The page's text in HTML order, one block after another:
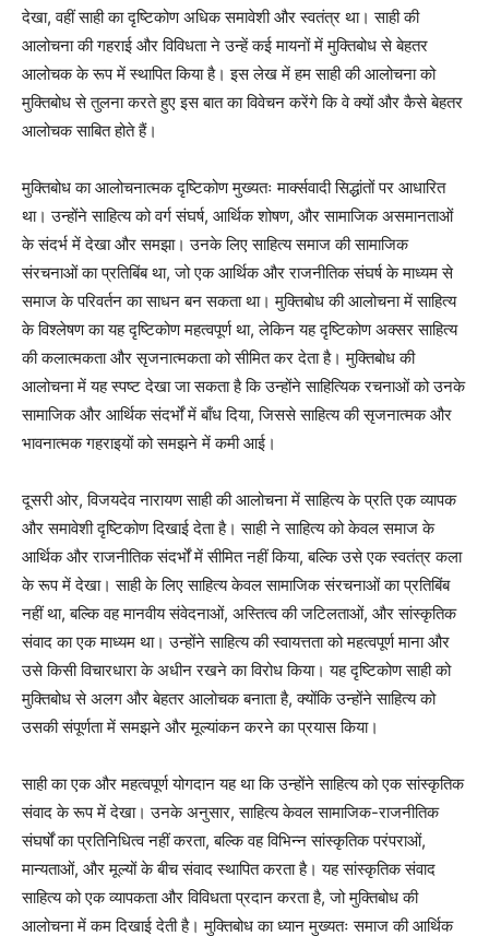
देखा, वहीं साही का दृष्टिकोण अधिक समावेशी और स्वतंत्र था। साही की
आलोचना की गहराई और विविधता ने उन्हें कई मायनों में मुक्तिबोध से बेहतर
आलोचक के रूप में स्थापित किया है। इस लेख में हम साही की आलोचना को
मुक्तिबोध से तुलना करते हुए इस बात का विवेचन करेंगे कि वे क्यों और कैसे बेहतर
आलोचक साबित होते हैं।
मुक्तिबोध का आलोचनात्मक दृष्टिकोण मुख्यतः मार्क्सवादी सिद्धांतों पर आधारित
था। उन्होंने साहित्य को वर्ग संघर्ष, आर्थिक शोषण, और सामाजिक असमानताओं
के संदर्भ में देखा और समझा। उनके लिए साहित्य समाज की सामाजिक
संरचनाओं का प्रतिबिंब था, जो एक आर्थिक और राजनीतिक संघर्ष के माध्यम से
समाज के परिवर्तन का साधन बन सकता था। मुक्तिबोध की आलोचना में साहित्य
के विश्लेषण का यह दृष्टिकोण महत्वपूर्ण था, लेकिन यह दृष्टिकोण अक्सर साहित्य
की कलात्मकता और सृजनात्मकता को सीमित कर देता है। मुक्तिबोध की
आलोचना में यह स्पष्ट देखा जा सकता है कि उन्होंने साहित्यिक रचनाओं को उनके
सामाजिक और आर्थिक संदर्भों में बाँध दिया, जिससे साहित्य की सृजनात्मक और
भावनात्मक गहराइयों को समझने में कमी आई।
दूसरी ओर, विजयदेव नारायण साही की आलोचना में साहित्य के प्रति एक व्यापक
और समावेशी दृष्टिकोण दिखाई देता है। साही ने साहित्य को केवल समाज के
आर्थिक और राजनीतिक संदर्भों में सीमित नहीं किया, बल्कि उसे एक स्वतंत्र कला
के रूप में देखा। साही के लिए साहित्य केवल सामाजिक संरचनाओं का प्रतिबिंब
नहीं था, बल्कि वह मानवीय संवेदनाओं, अस्तित्व की जटिलताओं, और सांस्कृतिक
संवाद का एक माध्यम था। उन्होंने साहित्य की स्वायत्तता को महत्वपूर्ण माना और
उसे किसी विचारधारा के अधीन रखने का विरोध किया। यह दृष्टिकोण साही को
मुक्तिबोध से अलग और बेहतर आलोचक बनाता है, क्योंकि उन्होंने साहित्य को
उसकी संपूर्णता में समझने और मूल्यांकन करने का प्रयास किया।
साही का एक और महत्वपूर्ण योगदान यह था कि उन्होंने साहित्य को एक सांस्कृतिक
संवाद के रूप में देखा। उनके अनुसार, साहित्य केवल सामाजिक-राजनीतिक
संघर्षों का प्रतिनिधित्व नहीं करता, बल्कि वह विभिन्न सांस्कृतिक परंपराओं,
मान्यताओं, और मूल्यों के बीच संवाद स्थापित करता है। यह सांस्कृतिक संवाद
साहित्य को एक व्यापकता और विविधता प्रदान करता है, जो मुक्तिबोध की
आलोचना में कम दिखाई देती है। मुक्तिबोध का ध्यान मुख्यतः समाज की आर्थिक